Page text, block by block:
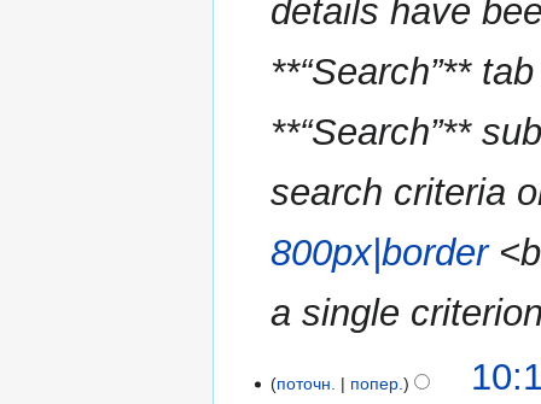
н
д
г
н
details have
**“Search”**
**“Search”**
search criteria
800px|border
a single
поточн. попер.